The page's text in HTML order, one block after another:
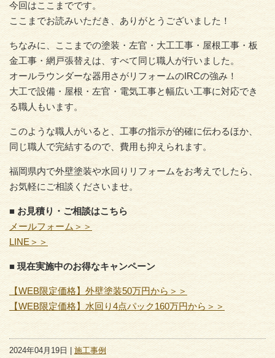
今回はここまでです。
ここまでお読みいただき、ありがとうございました！
ちなみに、ここまでの塗装・左官・大工工事・屋根工事・板
金工事・網戸張替えは、すべて同じ職人が行いました。
オールラウンダーな器用さがリフォームのIRCの強み！
大工で設備・屋根・左官・電気工事と幅広い工事に対応でき
る職人もいます。
このような職人がいると、工事の指示が的確に伝わるほか、
同じ職人で完結するので、費用も抑えられます。
福岡県内で外壁塗装や水回りリフォームをお考えでしたら、
お気軽にご相談くださいませ。
■ お見積り・ご相談はこちら
メールフォーム＞＞
LINE＞＞
■ 現在実施中のお得なキャンペーン
【WEB限定価格】外壁塗装50万円から＞＞
【WEB限定価格】水回り4点パック160万円から＞＞
2024年04月19日 | 施工事例